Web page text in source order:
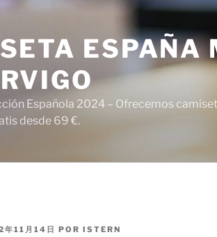
Española 2024 – Ofrecemos
desde 69 €.
11月14日 POR ISTERN